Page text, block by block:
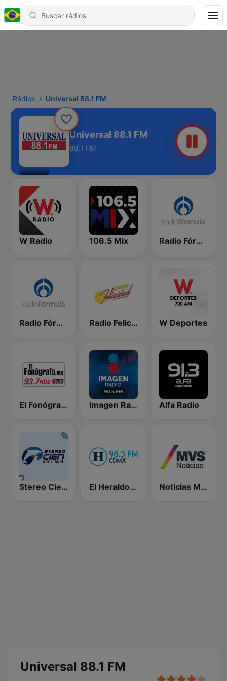
Rádios Universal 88.1 FM
Universal 88.1 FM
88.1 FM
W Radio 106.5 Mix Radio Fórmula 103.3 FM
Radio Fórmula 104.1 FM Radio Felicidad 1180 AM W Deportes
El Fonógrafo HD2 Imagen Radio 90.5 FM Alfa Radio
Stereo Cien 100.1 FM El Heraldo de México Noticias MVS
Universal 88.1 FM